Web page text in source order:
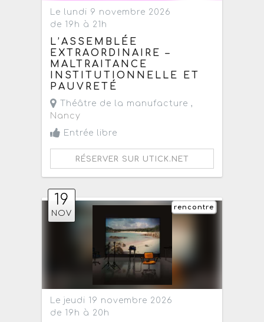
Le lundi 9 novembre 2026
de 19h à 21h
L’ASSEMBLÉE
EXTRAORDINAIRE –
MALTRAITANCE
INSTITUTIONNELLE ET
PAUVRETÉ
Théâtre de la manufacture ,
Nancy
Entrée libre
RÉSERVER SUR UTICK.NET
19
NOV
rencontre
Le jeudi 19 novembre 2026
de 19h à 20h